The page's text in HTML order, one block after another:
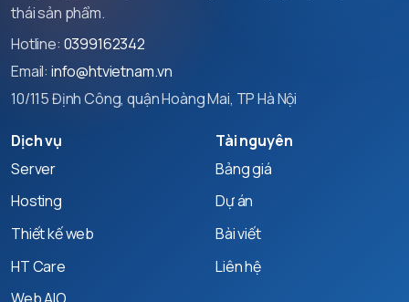
thái sản phẩm.
Hotline: 0399162342
Email: info@htvietnam.vn
10/115 Định Công, quận Hoàng Mai, TP Hà Nội
Dịch vụ
Server
Hosting
Thiết kế web
HT Care
Tài nguyên
Bảng giá
Dự án
Bài viết
Liên hệ